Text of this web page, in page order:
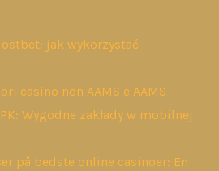
jak wykorzystać
casino non AAMS e AAMS
Wygodne zakłady w mobilnej
på bedste online casinoer: En